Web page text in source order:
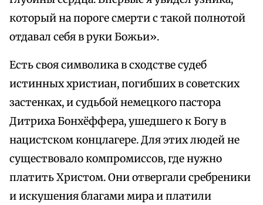
который на пороге смерти с такой полнотой
отдавал себя в руки Божьи».
Есть своя символика в сходстве судеб
истинных христиан, погибших в советских
застенках, и судьбой немецкого пастора
Дитриха Бонхёффера, ушедшего к Богу в
нацистском концлагере. Для этих людей не
существовало компромиссов, где нужно
платить Христом. Они отвергали сребреники
и искушения благами мира и платили